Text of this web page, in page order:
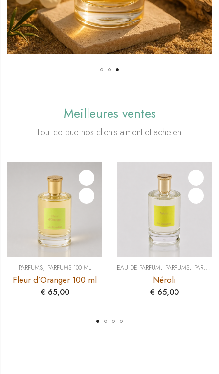
Meilleures ventes
Tout ce que nos clients aiment et achetent
PARFUMS, PARFUMS 100 ML
Fleur d’Oranger 100 ml
€ 65,00
EAU DE PARFUM, PARFUMS, PARFUMS 100 ML
Néroli
€ 65,00